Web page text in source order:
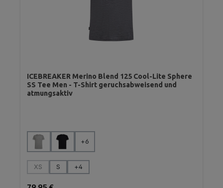
ICEBREAKER Merino Blend 125 Cool-Lite Sphere
SS Tee Men - T-Shirt geruchsabweisend und
atmungsaktiv
Farbe auswählen
+6
Größe auswählen
XS
(Diese Option ist zurzeit nicht verfügbar.)
S +4